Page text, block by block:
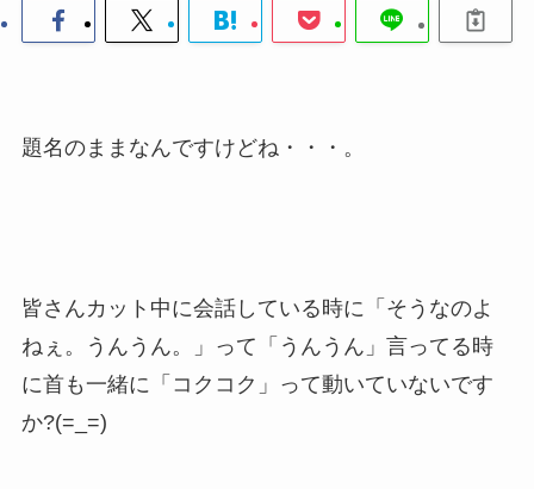
題名のままなんですけどね・・・。
皆さんカット中に会話している時に「そうなのよ
ねぇ。うんうん。」って「うんうん」言ってる時
に首も一緒に「コクコク」って動いていないです
か?(=_=)